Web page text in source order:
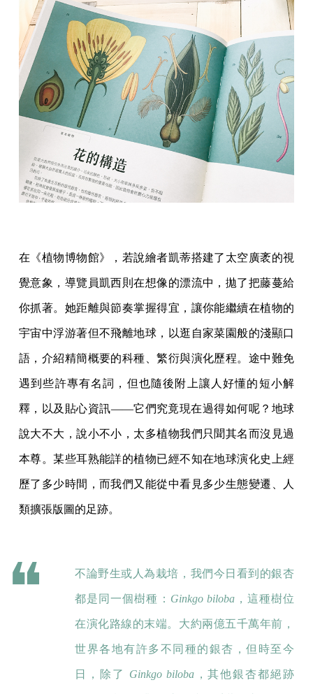
在《植物博物館》，若說繪者凱蒂搭建了太空廣袤的視
覺意象，導覽員凱西則在想像的漂流中，拋了把藤蔓給
你抓著。她距離與節奏掌握得宜，讓你能繼續在植物的
宇宙中浮游著但不飛離地球，以逛自家菜園般的淺顯口
語，介紹精簡概要的科種、繁衍與演化歷程。途中難免
遇到些許專有名詞，但也隨後附上讓人好懂的短小解
釋，以及貼心資訊——它們究竟現在過得如何呢？地球
說大不大，說小不小，太多植物我們只聞其名而沒見過
本尊。某些耳熟能詳的植物已經不知在地球演化史上經
歷了多少時間，而我們又能從中看見多少生態變遷、人
類擴張版圖的足跡。
不論野生或人為栽培，我們今日看到的銀杏
都是同一個樹種： Ginkgo biloba，這種樹位
在演化路線的末端。大約兩億五千萬年前，
世界各地有許多不同種的銀杏，但時至今
日，除了 Ginkgo biloba，其他銀杏都絕跡